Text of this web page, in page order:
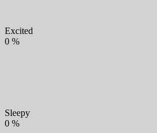
Excited
0 %
Sleepy
0 %